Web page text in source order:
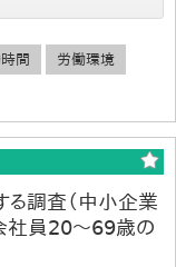
間 労働環境
る調査（中小企業
社員20～69歳の